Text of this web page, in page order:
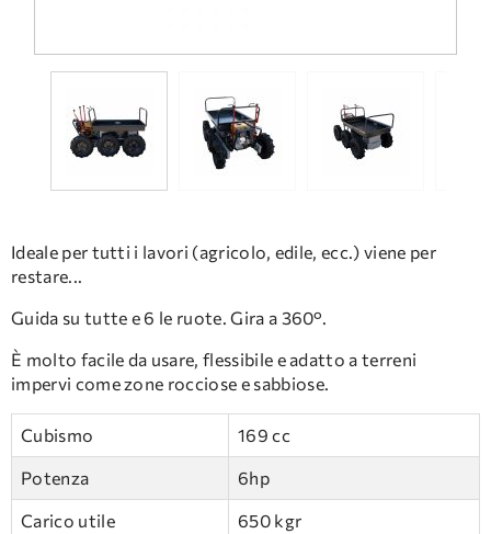
Ideale per tutti i lavori (agricolo, edile, ecc.) viene per
restare...
Guida su tutte e 6 le ruote. Gira a 360°.
È molto facile da usare, flessibile e adatto a terreni
impervi come zone rocciose e sabbiose.
Cubismo 169 cc
Potenza 6hp
Carico utile 650 kgr